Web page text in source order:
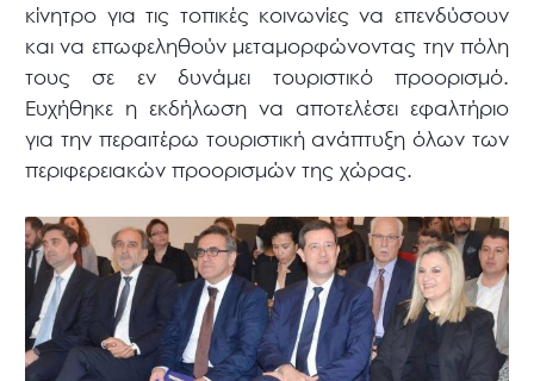
κίνητρο για τις τοπικές κοινωνίες να επενδύσουν
και να επωφεληθούν μεταμορφώνοντας την πόλη
τους σε εν δυνάμει τουριστικό προορισμό.
Ευχήθηκε η εκδήλωση να αποτελέσει εφαλτήριο
για την περαιτέρω τουριστική ανάπτυξη όλων των
περιφερειακών προορισμών της χώρας.